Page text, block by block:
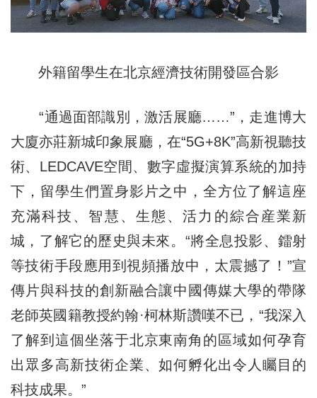
外籍留學生在北京經濟技術開發區合影
“通過面部識別，激活展廳……”，走進博大
大廈亦莊新城印象展廳，在“5G+8K”高新視聽技
術、LEDCAVE空間、數字虛擬演算系統的加持
下，留學生們置身影片之中，全方位了解這座
充滿科技、智慧、生態、活力的綜合産業新
城，了解它的歷史與未來。“將全息投影、鐳射
等技術手段應用到視頻播放中，太震撼了！”宣
傳片與科技的創新融合讓中國傳媒大學的帶隊
老師英國籍教授約翰·柯林斯讚嘆不已，“我深入
了解到這個坐落于北京東南角的區域如何孕育
出眾多高新技術企業、如何孵化出令人矚目的
科技成果。”